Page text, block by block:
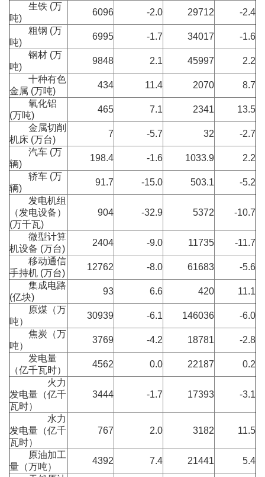
生铁 (万
吨)
6096 -2.0 29712
-2.4
粗钢 (万
吨)
6995 -1.7 34017
-1.6
钢材 (万
吨)
9848 2.1 45997
2.2
十种有色
金属 (万吨)
434 11.4 2070
8.7
氧化铝
(万吨)
465 7.1 2341
13.5
金属切削
机床 (万台)
7 -5.7 32
-2.7
汽车 (万
辆)
198.4 -1.6 1033.9
2.2
轿车 (万
辆)
91.7 -15.0 503.1
-5.2
发电机组
（发电设备）
(万千瓦)
904 -32.9 5372 -10.7
微型计算
机设备 (万台)
2404 -9.0 11735
-11.7
移动通信
手持机 (万台)
12762 -8.0 61683
-5.6
集成电路
(亿块)
93 6.6 420
11.1
原煤（万
吨）
30939 -6.1 146036
-6.0
焦炭（万
吨）
3769 -4.2 18781
-2.8
发电量
（亿千瓦时）
4562 0.0 22187
0.2
火力
发电量（亿千
瓦时）
3444 -1.7 17393 -3.1
水力
发电量（亿千
瓦时）
767 2.0 3182 11.5
原油加工
量（万吨）
4392 7.4 21441
5.4